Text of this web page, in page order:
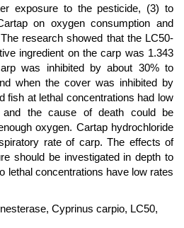
exposure to the pesticide, (3) to
on oxygen consumption and
research showed that the LC50-
ingredient on the carp was 1.343
was inhibited by about 30% to
when the cover was inhibited by
fish at lethal concentrations had low
and the cause of death could be
oxygen. Cartap hydrochloride
rate of carp. The effects of
should be investigated in depth to
lethal concentrations have low rates
Cyprinus carpio, LC50,